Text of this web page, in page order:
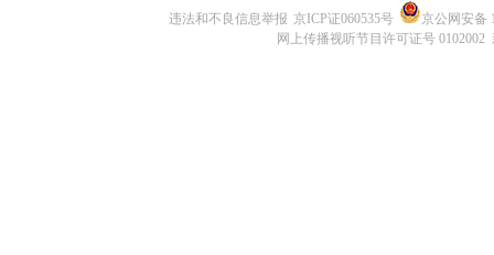
违法和不良信息举报 京ICP证060535号
京公网安备
网上传播视听节目许可证号 0102002